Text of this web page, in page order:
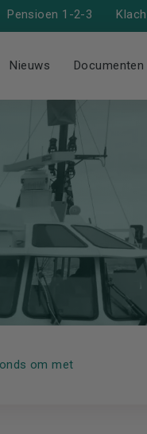
Pensioen 1-2-3
Nieuws Documenten
om met